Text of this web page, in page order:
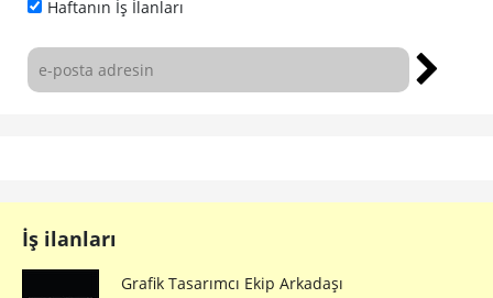
Haftanın İş İlanları
İş ilanları
Grafik Tasarımcı Ekip Arkadaşı